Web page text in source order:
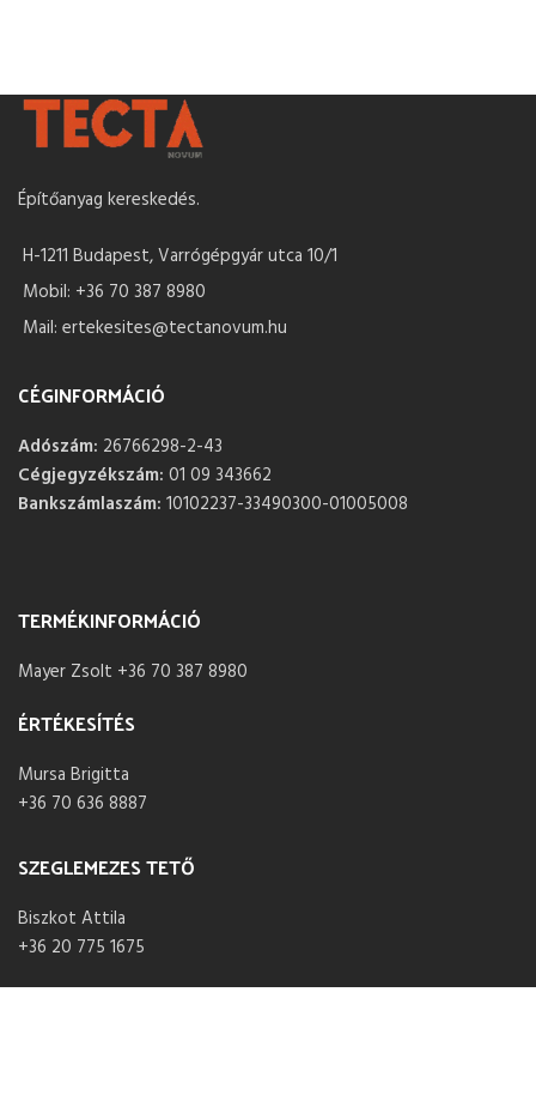
Építőanyag kereskedés.
H-1211 Budapest, Varrógépgyár utca 10/1
Mobil: +36 70 387 8980
Mail: ertekesites@tectanovum.hu
CÉGINFORMÁCIÓ
Adószám: 26766298-2-43
Cégjegyzékszám: 01 09 343662
Bankszámlaszám: 10102237-33490300-01005008
TERMÉKINFORMÁCIÓ
Mayer Zsolt +36 70 387 8980
ÉRTÉKESÍTÉS
Mursa Brigitta
+36 70 636 8887
SZEGLEMEZES TETŐ
Biszkot Attila
+36 20 775 1675
NYITVA TARTÁS